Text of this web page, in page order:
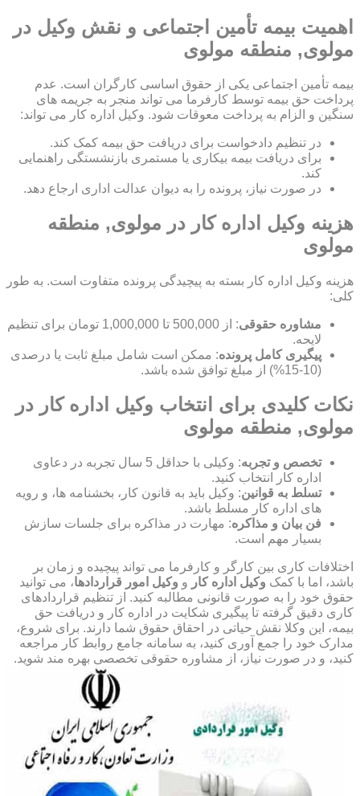
اهمیت بیمه تأمین اجتماعی و نقش وکیل در
مولوی, منطقه مولوی
بیمه تأمین اجتماعی یکی از حقوق اساسی کارگران است. عدم
پرداخت حق بیمه توسط کارفرما می تواند منجر به جریمه های
سنگین و الزام به پرداخت معوقات شود. وکیل اداره کار می تواند:
در تنظیم دادخواست برای دریافت حق بیمه کمک کند.
برای دریافت بیمه بیکاری یا مستمری بازنشستگی راهنمایی
کند.
در صورت نیاز، پرونده را به دیوان عدالت اداری ارجاع دهد.
هزینه وکیل اداره کار در مولوی, منطقه
مولوی
هزینه وکیل اداره کار بسته به پیچیدگی پرونده متفاوت است. به طور
کلی:
مشاوره حقوقی
: از 500,000 تا 1,000,000 تومان برای تنظیم
لایحه.
پیگیری کامل پرونده: ممکن است شامل مبلغ ثابت یا درصدی
(10-15%) از مبلغ توافق شده باشد.
نکات کلیدی برای انتخاب وکیل اداره کار در
مولوی, منطقه مولوی
تخصص و تجربه
: وکیلی با حداقل 5 سال تجربه در دعاوی
اداره کار انتخاب کنید.
تسلط به قوانین: وکیل باید به قانون کار، بخشنامه ها، و رویه
های اداره کار مسلط باشد.
فن بیان و مذاکره: مهارت در مذاکره برای جلسات سازش
بسیار مهم است.
اختلافات کاری بین کارگر و کارفرما می تواند پیچیده و زمان بر
باشد، اما با کمک وکیل اداره کار و وکیل امور قراردادها، می توانید
حقوق خود را به صورت قانونی مطالبه کنید. از تنظیم قراردادهای
کاری دقیق گرفته تا پیگیری شکایت در اداره کار و دریافت حق
بیمه، این وکلا نقش حیاتی در احقاق حقوق شما دارند. برای شروع،
مدارک خود را جمع آوری کنید، به سامانه جامع روابط کار مراجعه
کنید، و در صورت نیاز، از مشاوره حقوقی تخصصی بهره مند شوید.